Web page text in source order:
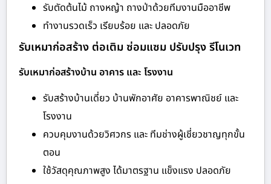
รับตัดต้นไม้ ถางหญ้า ถางป่าด้วยทีมงานมืออาชีพ
ทำงานรวดเร็ว เรียบร้อย และ ปลอดภัย
รับเหมาก่อสร้าง ต่อเติม ซ่อมแซม ปรับปรุง รีโนเวท
รับเหมาก่อสร้างบ้าน อาคาร และ โรงงาน
รับสร้างบ้านเดี่ยว บ้านพักอาศัย อาคารพาณิชย์ และ
โรงงาน
ควบคุมงานด้วยวิศวกร และ ทีมช่างผู้เชี่ยวชาญทุกขั้น
ตอน
ใช้วัสดุคุณภาพสูง ได้มาตรฐาน แข็งแรง ปลอดภัย